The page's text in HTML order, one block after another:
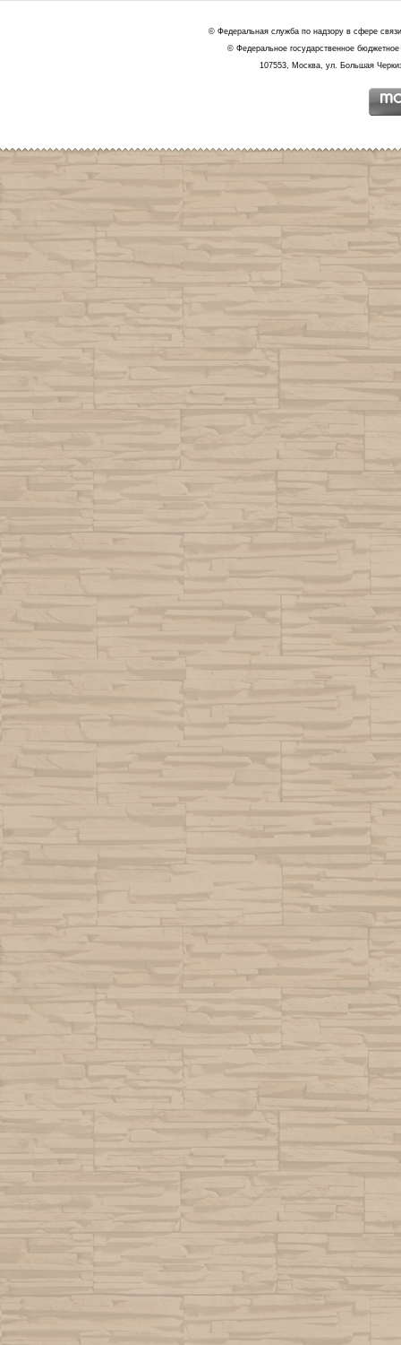
© Федеральная служба по надзору в сфере
© Федеральное государственное
107553, Москва, ул. Большая